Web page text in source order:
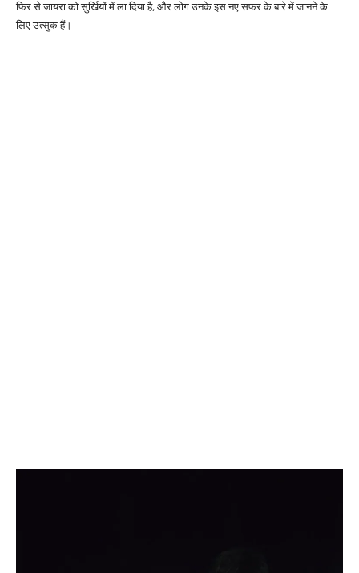
फिर से जायरा को सुर्खियों में ला दिया है, और लोग उनके इस नए सफर के बारे में जानने के
लिए उत्सुक हैं।